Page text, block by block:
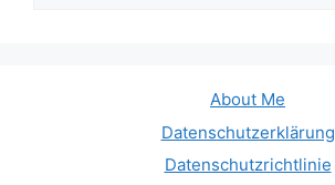
About Me
Datenschutzerklärung
Datenschutzrichtlinie